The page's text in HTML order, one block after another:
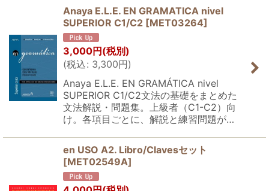
並び順
絞り込む
Anaya E.L.E. EN GRAMATICA nivel
SUPERIOR C1/C2 [MET03264]
3,000円 (税別)
(税込: 3,300円)
Anaya E.L.E. EN GRAMÁTICA nivel
SUPERIOR C1/C2文法の基礎をまとめた
文法解説・問題集。上級者（C1-C2）向
け。各項目ごとに、解説と練習問題が…
en USO A2. Libro/Clavesセット
[MET02549A]